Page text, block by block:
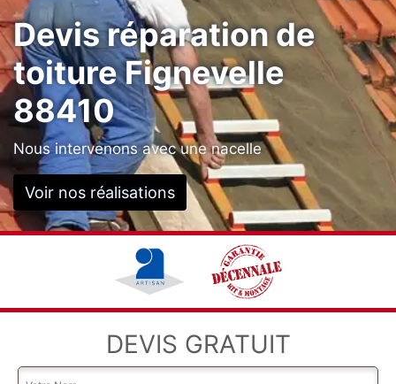
Devis réparation de
toiture Fignevelle
88410
Nous intervenons avec une nacelle
Voir nos réalisations
DEVIS GRATUIT